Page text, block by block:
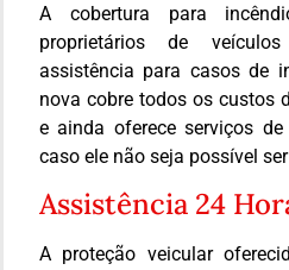
A cobertura para
proprietários de
assistência para casos de
nova cobre todos os custos
e ainda oferece serviços
caso ele não seja possível
Assistência 24
A proteção veicular